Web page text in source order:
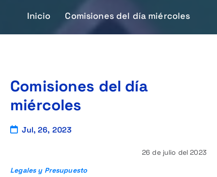
Inicio Comisiones del día miércoles
Comisiones del día
miércoles
Jul, 26, 2023
26 de julio del 2023
Legales y Presupuesto